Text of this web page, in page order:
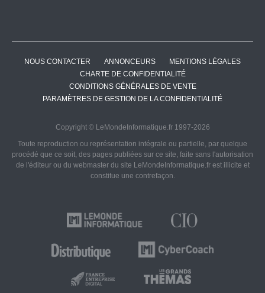
NOUS CONTACTER ANNONCEURS
MENTIONS LÉGALES
CHARTE DE CONFIDENTIALITÉ
CONDITIONS GÉNÉRALES DE VENTE
PARAMÈTRES DE GESTION DE LA CONFIDENTIALITÉ
Copyright © LeMondeInformatique.fr 1997-2026
Toute reproduction ou représentation intégrale ou partielle, par quelque
procédé que ce soit, des pages publiées sur ce site, faite sans l'autorisation
de l'éditeur ou du webmaster du site LeMondeInformatique.fr est illicite et
constitue une contrefaçon.